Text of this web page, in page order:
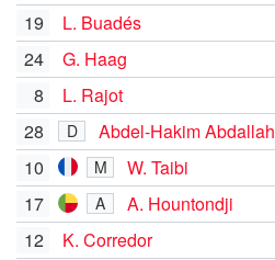
19
L. Buadés
24
G. Haag
8
L. Rajot
28 D Abdel-Hakim Abdallah
10 M
W. Taibi
17
A A. Hountondji
12 K. Corredor